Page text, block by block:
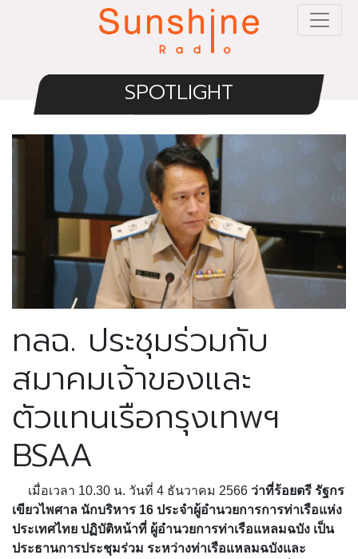
SPOTLIGHT
ทลฉ. ประชุมร่วมกับ
สมาคมเจ้าของและ
ตัวแทนเรือกรุงเทพฯ
BSAA
เมื่อเวลา 10.30 น. วันที่ 4 ธันวาคม 2566 ว่าที่ร้อยตรี รัฐกร
เขียวไพศาล นักบริหาร 16 ประจำผู้อำนวยการการท่าเรือแห่ง
ประเทศไทย ปฏิบัติหน้าที่ ผู้อำนวยการท่าเรือแหลมฉบัง เป็น
ประธานการประชุมร่วม ระหว่างท่าเรือแหลมฉบังและ